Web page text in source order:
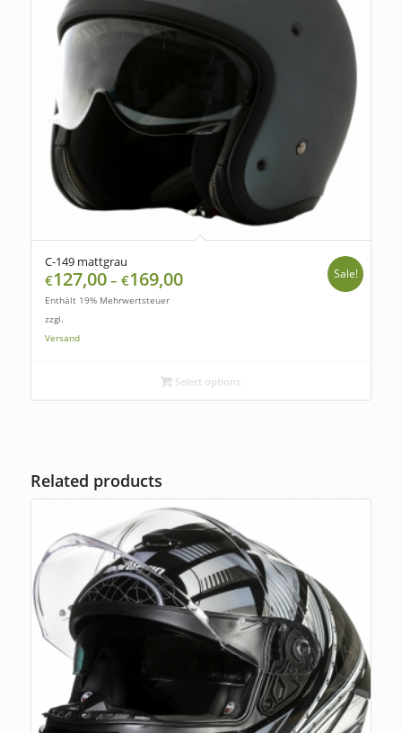
C-149 mattgrau
€127,00– €169,00
Enthält 19% Mehrwertsteuer
zzgl.
Versand
Sale!
Select options
Related products